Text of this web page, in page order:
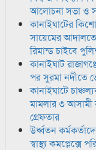
আলোচনা সভা ও
কানাইঘাটের
সায়েমের
রিমান্ড চাইবে
কানাইঘাট
পর সুরমা নদীতে
কানাইঘাটে
মামলার ৩ আসামী
গ্রেফতার
উর্ধ্বতন
স্বাস্থ্য কমপ্লেক্সে